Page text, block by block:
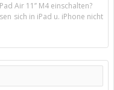
Air 11’’ M4 einschalten?
sich in iPad u. iPhone nicht